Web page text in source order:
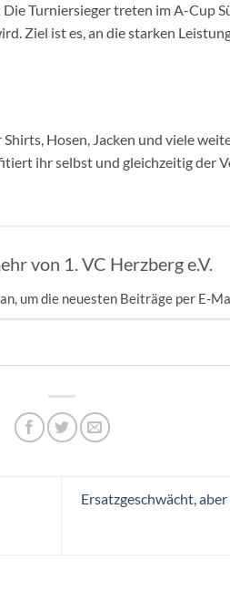
Turniersieger treten im A-Cup
Ziel ist es, an die starken
Hosen, Jacken und viele
ihr selbst und gleichzeitig der
von 1. VC Herzberg e.V.
um die neuesten Beiträge per E-
Ersatzgeschwächt,